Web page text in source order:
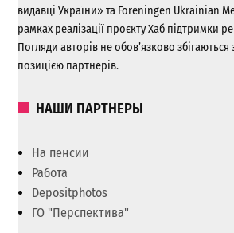
видавці України» та Foreningen Ukrainian
рамках реалізації проєкту Хаб підтримки
Погляди авторів не обов’язково
позицією партнерів.
НАШИ ПАРТНЕРЫ
На пенсии
Работа
Depositphotos
ГО "Перспектива"